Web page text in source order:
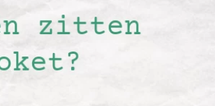
Voedingsstoffen Hoe gezond eet jij?